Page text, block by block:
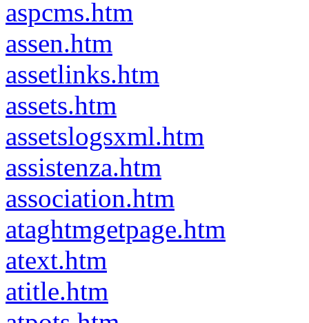
aspcms.htm
assen.htm
assetlinks.htm
assets.htm
assetslogsxml.htm
assistenza.htm
association.htm
ataghtmgetpage.htm
atext.htm
atitle.htm